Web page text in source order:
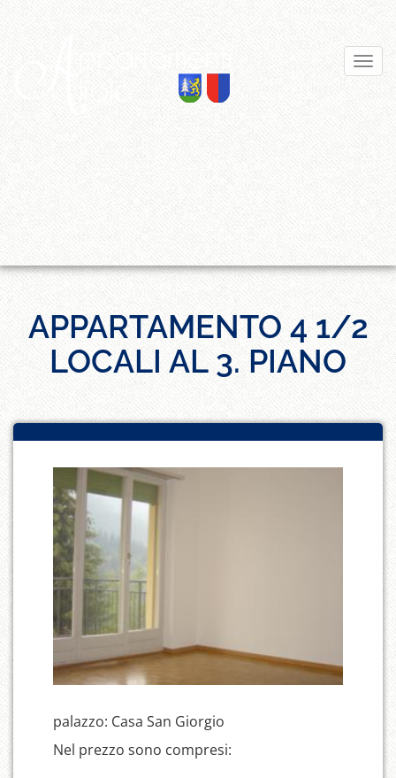
APPARTAMENTO 4 1/2
LOCALI AL 3. PIANO
palazzo: Casa San Giorgio
Nel prezzo sono compresi: